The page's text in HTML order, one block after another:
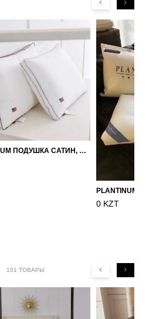
PLANTINUM ПОДУШКА САТИН, ШЕЛК 50Х70
0 KZT
101 ТОВАРЫ